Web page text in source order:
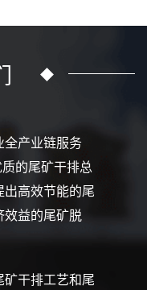
全产业链服务
的尾矿干排总
高效节能的尾
效益的尾矿脱
干排工艺和尾